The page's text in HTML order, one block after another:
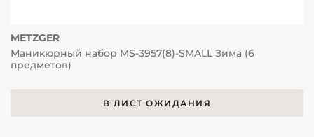
METZGER
Маникюрный набор MS-3957(8)-SMALL Зима (6
предметов)
В ЛИСТ ОЖИДАНИЯ